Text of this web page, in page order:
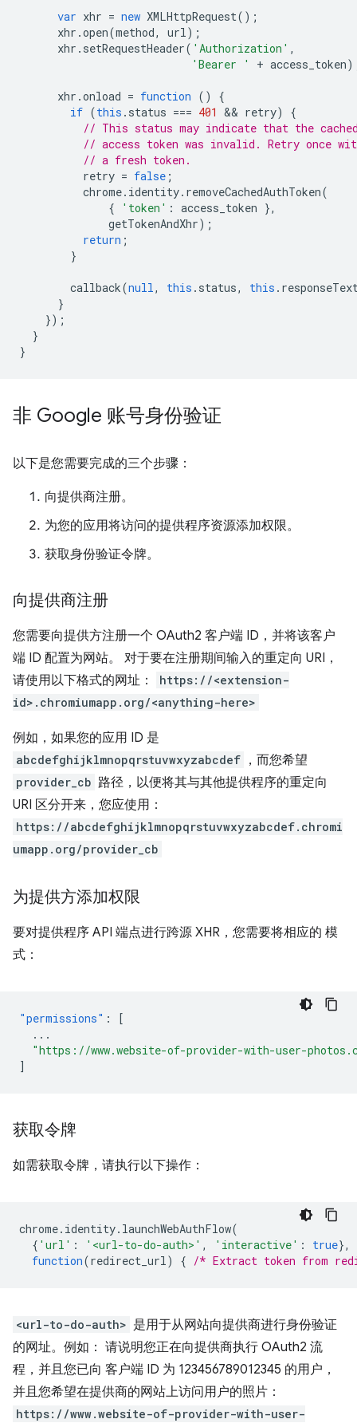
var xhr = new XMLHttpRequest();
xhr .open(method, url);
xhr . setRequestHeader( 'Authorization' ,
'Bearer '
+ access_token
xhr .onload = function ()
{
if (this . status === 401 && retry)
{
// This status may indicate that the
// access token was invalid. Retry once
// a fresh token.
retry = false ;
chrome. identity. removeCachedAuthToken(
{
'token' : access_token },
getTokenAndXhr);
return ;
}
callback(null, this . status, this .
}
});
}
}
非 Google 账号身份验证
以下是您需要完成的三个步骤：
向提供商注册。
为您的应用将访问的提供程序资源添加权限。
获取身份验证令牌。
向提供商注册
您需要向提供方注册一个 OAuth2 客户端 ID，并将该客户
端 ID 配置为网站。 对于要在注册期间输入的重定向 URI，
请使用以下格式的网址：
https://<extension-
id>.chromiumapp.org/<anything-here>
例如，如果您的应用 ID 是
abcdefghijklmnopqrstuvwxyzabcdef ，而您希望
provider_cb 路径，以便将其与其他提供程序的重定向
URI 区分开来，您应使用：
https://abcdefghijklmnopqrstuvwxyzabcdef.chromi
umapp.org/provider_cb
为提供方添加权限
要对提供程序 API 端点进行跨源 XHR，您需要将相应的 模
式：
"permissions" :
[
...
"https://www.website-of-provider-with-user-
]
获取令牌
如需获取令牌，请执行以下操作：
chrome. identity. launchWebAuthFlow(
{ 'url' : '<url-to-do-auth>' , 'interactive' : true},
function(redirect_url) { /* Extract token from
<url-to-do-auth> 是用于从网站向提供商进行身份验证
的网址。例如： 请说明您正在向提供商执行 OAuth2 流
程，并且您已向 客户端 ID 为 123456789012345 的用户，
并且您希望在提供商的网站上访问用户的照片：
https://www.website-of-provider-with-user-